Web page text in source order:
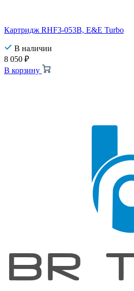
Картридж RHF3-053B, E&E Turbo
В наличии
8 050 ₽
В корзину